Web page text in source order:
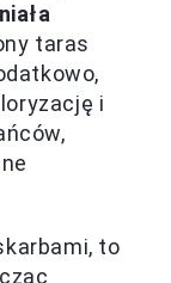
taras
i
to